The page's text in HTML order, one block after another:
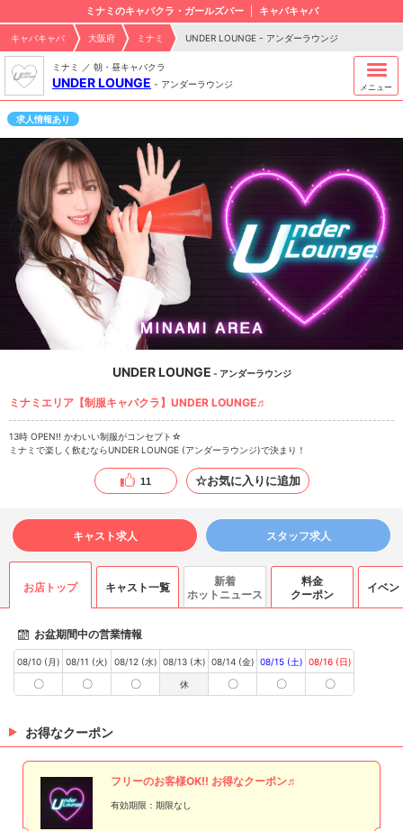
ミナミのキャバクラ・ガールズバー キャバキャバ
キャバキャバ 大阪府 ミナミ UNDER LOUNGE - アンダーラウンジ
ミナミ ／ 朝・昼キャバクラ
UNDER LOUNGE - アンダーラウンジ メニュー
求人情報あり
UNDER LOUNGE - アンダーラウンジ
ミナミエリア【制服キャバクラ】UNDER LOUNGE♬
13時 OPEN!! かわいい制服がコンセプト☆
ミナミで楽しく飲むならUNDER LOUNGE (アンダーラウンジ)で決まり！
11 ☆お気に入りに追加
キャスト求人 スタッフ求人
お店トップ キャスト一覧
新着
ホットニュース
料金
クーポン
イベン
お盆期間中の営業情報
08/10 (月)
〇
08/11 (火)
〇
08/12 (水)
〇
08/13 (木)
休
08/14 (金)
〇
08/15 (土)
〇
08/16 (日)
〇
お得なクーポン
フリーのお客様OK!! お得なクーポン♬
有効期限：期限なし